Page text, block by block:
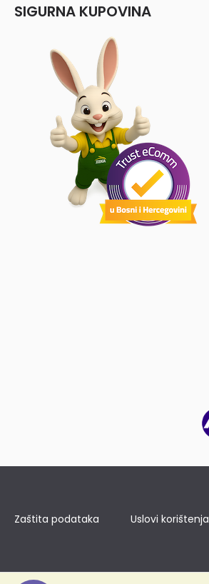
SIGURNA KUPOVINA
Zaštita podataka Uslovi korištenja